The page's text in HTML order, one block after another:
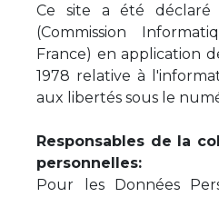
Ce site a été déclaré
(Commission
France) en application
1978 relative à
aux libertés sous le
Responsables de la
personnelles:
Pour les Données